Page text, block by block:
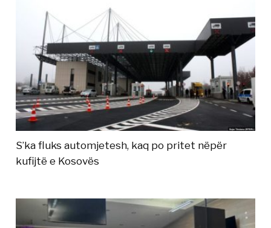
S’ka fluks automjetesh, kaq po pritet nëpër
kufijtë e Kosovës